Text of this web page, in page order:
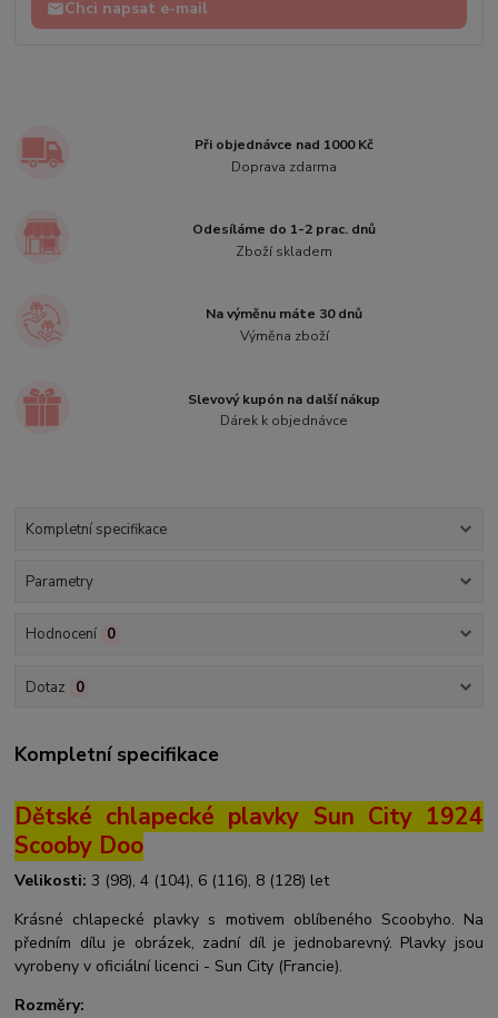
Chci napsat e-mail
Při objednávce nad 1000 Kč
Doprava zdarma
Odesíláme do 1-2 prac. dnů
Zboží skladem
Na výměnu máte 30 dnů
Výměna zboží
Slevový kupón na další nákup
Dárek k objednávce
Kompletní specifikace
Parametry
Hodnocení 0
Dotaz 0
Kompletní specifikace
Dětské chlapecké plavky Sun City 1924
Scooby Doo
Velikosti: 3 (98), 4 (104), 6 (116), 8 (128) let
Krásné chlapecké plavky s motivem oblíbeného Scoobyho. Na
předním dílu je obrázek, zadní díl je jednobarevný. Plavky jsou
vyrobeny v oficiální licenci - Sun City (Francie).
Rozměry: